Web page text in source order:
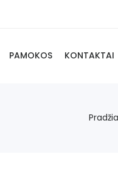
PAMOKOS KONTAKTAI
Pradžia